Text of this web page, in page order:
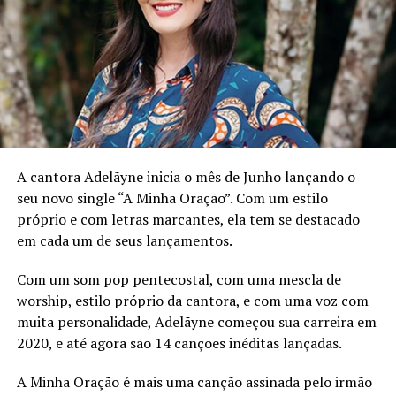
momento marcante em sua carreira, ela tem o momento
certo na mente.
“Foi quando ouvi a música ‘Não Mais Escravos’ de
Fernandinho em um culto de uma igreja em Minas
Gerais. Naquela mesma noite, o pregador falou: ‘Qual
legado você deixará? O que você tem feito com os
mim”, narra.
Com planos para o futuro, a cantora espera que suas
canções sejam interpretadas por outros artistas
sua música em filmes e projetos com conteúdo gospel.
“Estou iniciando. Espero que minhas canções sejam
interpretadas por cantores que vivem do ministério e
filmes de conteúdo gospel. E claro, dentro das igrejas”,
A cantora Adelãyne inicia o mês de Junho lançando o
seu novo single “A Minha Oração”. Com um estilo
próprio e com letras marcantes, ela tem se destacado
em cada um de seus lançamentos.
Com um som pop pentecostal, com uma mescla de
worship, estilo próprio da cantora, e com uma voz com
muita personalidade, Adelãyne começou sua carreira em
2020, e até agora são 14 canções inéditas lançadas.
A Minha Oração é mais uma canção assinada pelo irmão